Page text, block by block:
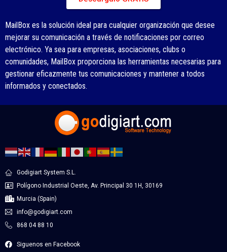
MailBox es la solución ideal para cualquier organización que desee
mejorar su comunicación a través de notificaciones por correo
electrónico. Ya sea para empresas, asociaciones, clubs o
comunidades, MailBox proporciona las herramientas necesarias para
gestionar eficazmente tus comunicaciones y mantener a todos
informados y conectados.
Godigiart System S.L.
Polígono Industrial Oeste, Av. Principal 30 1H, 30169
Murcia (Spain)
info@godigiart.com
868 04 88 10
Siguenos en Facebook